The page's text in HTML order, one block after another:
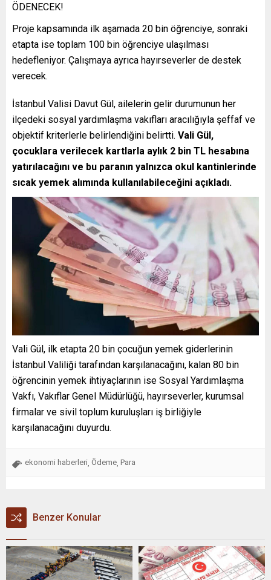
ÖDENECEK!
Proje kapsamında ilk aşamada 20 bin öğrenciye, sonraki
etapta ise toplam 100 bin öğrenciye ulaşılması
hedefleniyor. Çalışmaya ayrıca hayırseverler de destek
verecek.
İstanbul Valisi Davut Gül, ailelerin gelir durumunun her
ilçedeki sosyal yardımlaşma vakıfları aracılığıyla şeffaf ve
objektif kriterlerle belirlendiğini belirtti. Vali Gül,
çocuklara verilecek kartlarla aylık 2 bin TL hesabına
yatırılacağını ve bu paranın yalnızca okul kantinlerinde
sıcak yemek alımında kullanılabileceğini açıkladı.
Vali Gül, ilk etapta 20 bin çocuğun yemek giderlerinin
İstanbul Valiliği tarafından karşılanacağını, kalan 80 bin
öğrencinin yemek ihtiyaçlarının ise Sosyal Yardımlaşma
Vakfı, Vakıflar Genel Müdürlüğü, hayırseverler, kurumsal
firmalar ve sivil toplum kuruluşları iş birliğiyle
karşılanacağını duyurdu.
ekonomi haberleri, Ödeme, Para
Benzer Konular